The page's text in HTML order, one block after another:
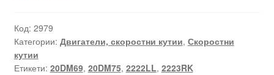
Код: 2979
Категории: Двигатели, скоростни кутии, Скоростни
кутии
Етикети: 20DM69, 20DM75, 2222LL, 2223RK